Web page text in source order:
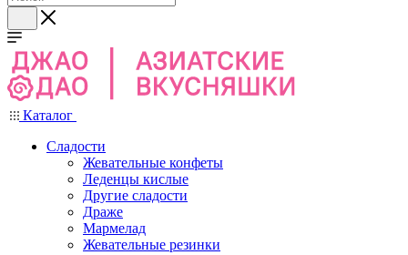
Каталог
Сладости
Жевательные конфеты
Леденцы кислые
Другие сладости
Драже
Мармелад
Жевательные резинки